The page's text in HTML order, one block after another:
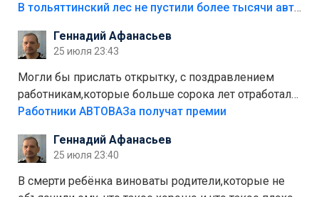
костры,тех надо безбожно штрафовать.Камер полно
Штрафы мизерные.
В тольяттинский лес не пустили более тысячи автомобилей
Геннадий Афанасьев
25 июля 23:43
Могли бы прислать открытку, с поздравлением
работникам,которые больше сорока лет отработали
на предприятии.
Работники АВТОВАЗа получат премии
Геннадий Афанасьев
25 июля 23:40
В смерти ребёнка виноваты родители,которые не